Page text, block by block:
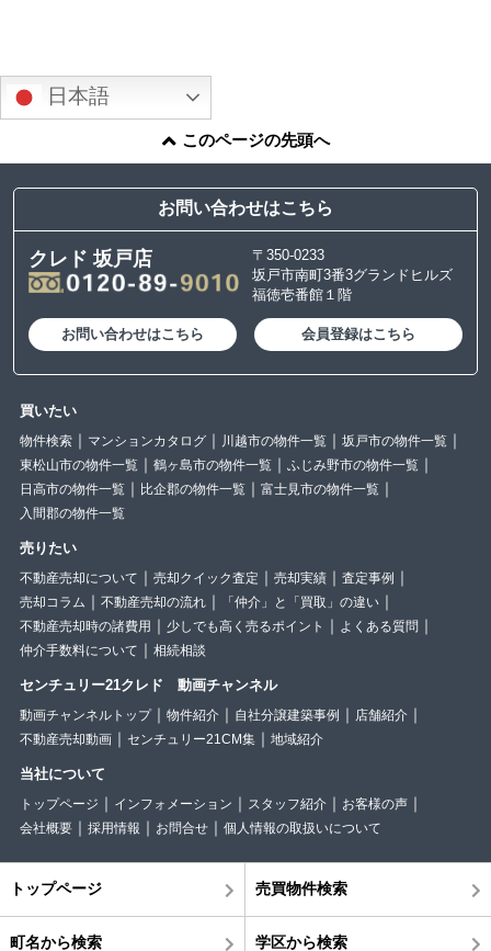
日本語
このページの先頭へ
お問い合わせはこちら
クレド 坂戸店
〒350-0233
坂戸市南町3番3グランドヒルズ
福徳壱番館１階
お問い合わせはこちら 会員登録はこちら
買いたい
物件検索 マンションカタログ 川越市の物件一覧
坂戸市の物件一覧
東松山市の物件一覧
鶴ヶ島市の物件一覧
ふじみ野市の物件一覧
日高市の物件一覧
比企郡の物件一覧
富士見市の物件一覧
入間郡の物件一覧
売りたい
不動産売却について 売却クイック査定 売却実績
査定事例
売却コラム
不動産売却の流れ
「仲介」と「買取」の違い
不動産売却時の諸費用
少しでも高く売るポイント
よくある質問
仲介手数料について
相続相談
センチュリー21クレド 動画チャンネル
動画チャンネルトップ 物件紹介 自社分譲建築事例
店舗紹介
不動産売却動画
センチュリー21CM集 地域紹介
当社について
トップページ インフォメーション スタッフ紹介
お客様の声
会社概要
採用情報 お問合せ 個人情報の取扱いについて
トップページ 売買物件検索
町名から検索 学区から検索